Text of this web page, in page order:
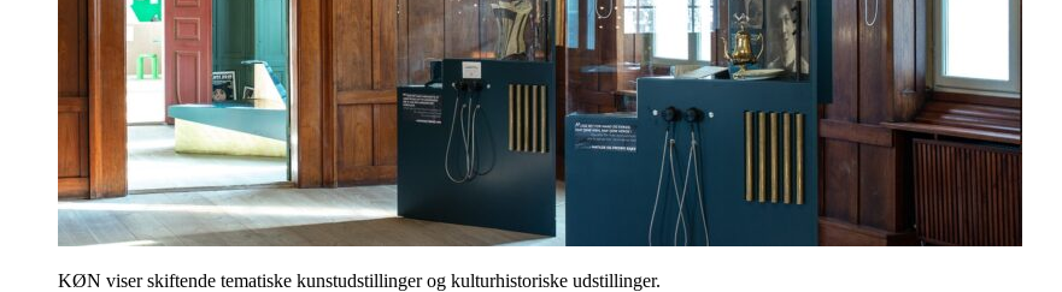
KØN viser skiftende tematiske kunstudstillinger og kulturhistoriske udstillinger.